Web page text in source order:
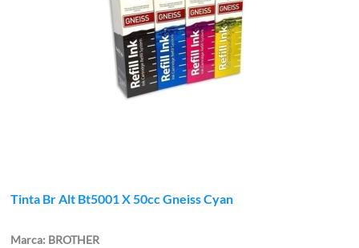
Tinta Br Alt Bt5001 X 50cc Gneiss Cyan
BROTHER